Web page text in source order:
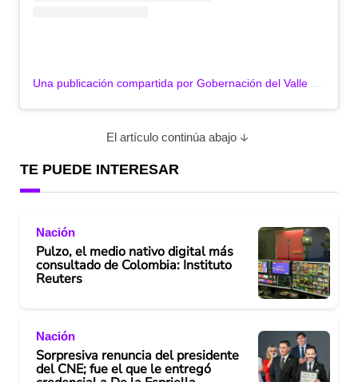
El artículo continúa abajo
TE PUEDE INTERESAR
Nación
Pulzo, el medio nativo digital más
consultado de Colombia: Instituto
Reuters
Nación
Sorpresiva renuncia del presidente
del CNE; fue el que le entregó